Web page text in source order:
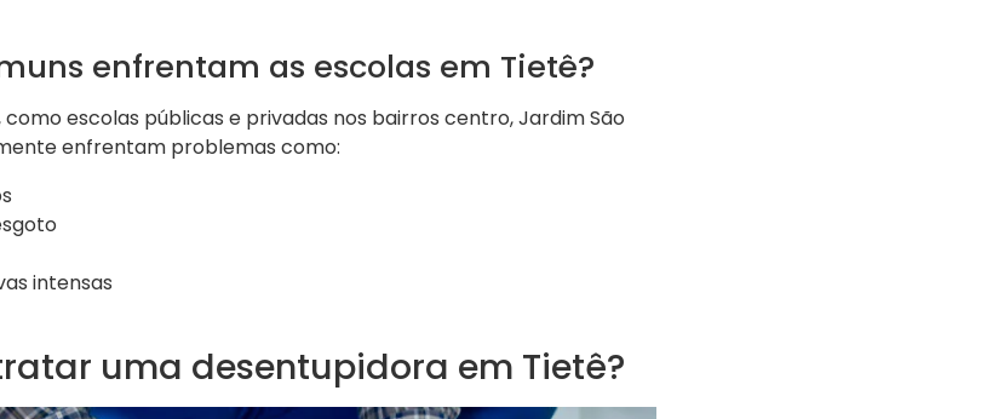
enfrentam as escolas em Tietê?
escolas públicas e privadas nos bairros centro, Jardim São
enfrentam problemas como:
intensas
uma desentupidora em Tietê?